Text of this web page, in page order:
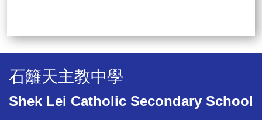
石籬天主教中學
Shek Lei Catholic Secondary School